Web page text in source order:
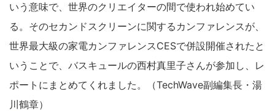
いう意味で、世界のクリエイターの間で使われ始めてい
る。そのセカンドスクリーンに関するカンファレンスが、
世界最大級の家電カンファレンスCESで併設開催されたと
いうことで、バスキュールの西村真里子さんが参加し、レ
ポートにまとめてくれました。（TechWave副編集長・湯
川鶴章）